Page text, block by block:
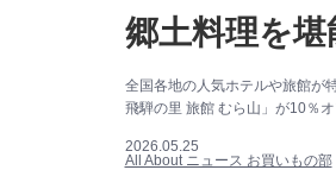
郷土料理を
全国各地の人気ホテルや旅館が
飛騨の里 旅館 むら山」が10％
2026.05.25
All About ニュース お買いもの部